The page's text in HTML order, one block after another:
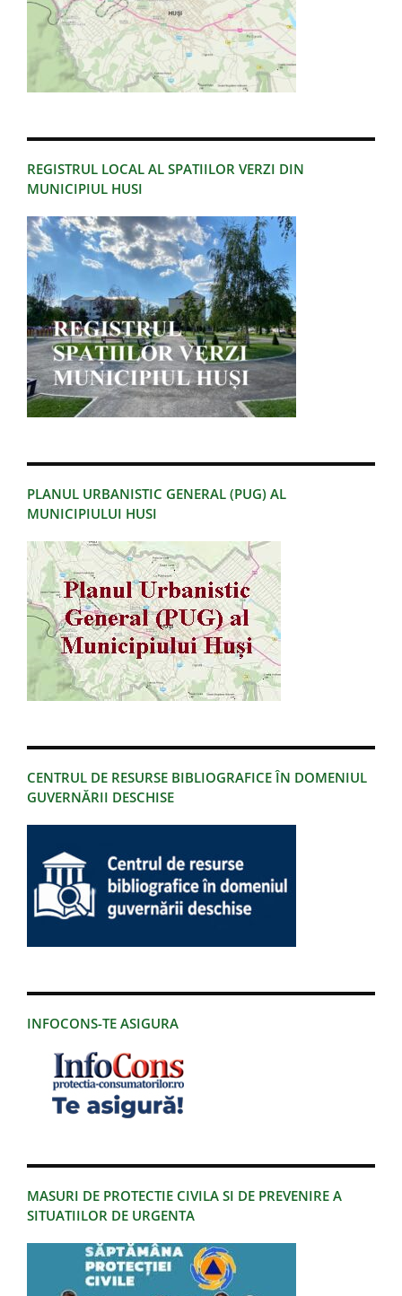
REGISTRUL LOCAL AL SPATIILOR VERZI DIN
MUNICIPIUL HUSI
PLANUL URBANISTIC GENERAL (PUG) AL
MUNICIPIULUI HUSI
CENTRUL DE RESURSE BIBLIOGRAFICE ÎN DOMENIUL
GUVERNĂRII DESCHISE
INFOCONS-TE ASIGURA
MASURI DE PROTECTIE CIVILA SI DE PREVENIRE A
SITUATIILOR DE URGENTA